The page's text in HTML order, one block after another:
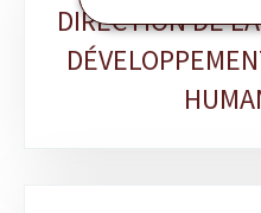
DIRECTION DE